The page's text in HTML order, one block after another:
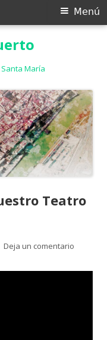
María
Menú
Teatro
Deja un comentario